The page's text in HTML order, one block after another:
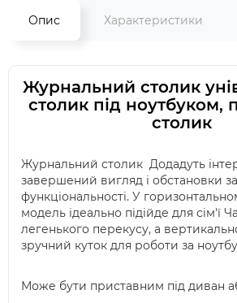
Опис Характеристики
Журнальний столик
столик під ноутбуком,
столик
Журнальний столик Додадуть
завершений вигляд і обстановки
функціональності. У
модель ідеально підійде для сім'ї
легенького перекусу, а
зручний куток для роботи за
Може бути приставним під диван